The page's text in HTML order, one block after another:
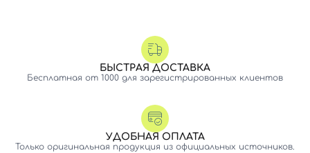
БЫСТРАЯ ДОСТАВКА
Бесплатная от 1000 для зарегистрированных клиентов
УДОБНАЯ ОПЛАТА
Только оригинальная продукция из официальных источников.